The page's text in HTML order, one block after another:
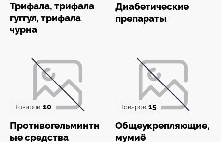
Трифала, трифала
гуггул, трифала
чурна
Диабетические
препараты
Товаров: 10
Противогельминтн
ые средства
Товаров: 15
Общеукрепляющие,
мумиё